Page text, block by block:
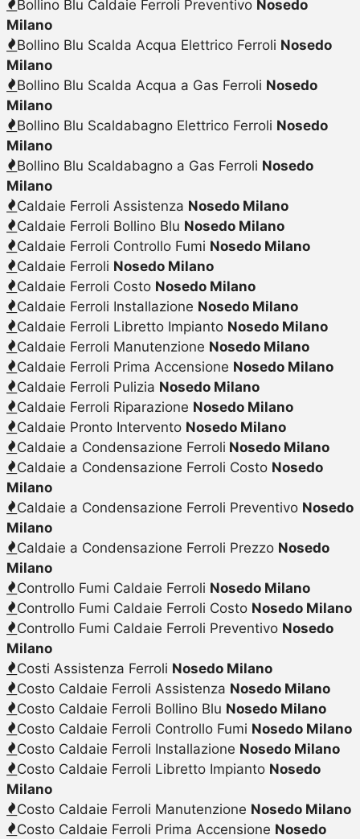
Bollino Blu Caldaie Ferroli Preventivo Nosedo
Milano
Bollino Blu Scalda Acqua Elettrico Ferroli Nosedo
Milano
Bollino Blu Scalda Acqua a Gas Ferroli Nosedo
Milano
Bollino Blu Scaldabagno Elettrico Ferroli Nosedo
Milano
Bollino Blu Scaldabagno a Gas Ferroli Nosedo
Milano
Caldaie Ferroli Assistenza Nosedo Milano
Caldaie Ferroli Bollino Blu Nosedo Milano
Caldaie Ferroli Controllo Fumi Nosedo Milano
Caldaie Ferroli Nosedo Milano
Caldaie Ferroli Costo Nosedo Milano
Caldaie Ferroli Installazione Nosedo Milano
Caldaie Ferroli Libretto Impianto Nosedo Milano
Caldaie Ferroli Manutenzione Nosedo Milano
Caldaie Ferroli Prima Accensione Nosedo Milano
Caldaie Ferroli Pulizia Nosedo Milano
Caldaie Ferroli Riparazione Nosedo Milano
Caldaie Pronto Intervento Nosedo Milano
Caldaie a Condensazione Ferroli Nosedo Milano
Caldaie a Condensazione Ferroli Costo Nosedo
Milano
Caldaie a Condensazione Ferroli Preventivo Nosedo
Milano
Caldaie a Condensazione Ferroli Prezzo Nosedo
Milano
Controllo Fumi Caldaie Ferroli Nosedo Milano
Controllo Fumi Caldaie Ferroli Costo Nosedo Milano
Controllo Fumi Caldaie Ferroli Preventivo Nosedo
Milano
Costi Assistenza Ferroli Nosedo Milano
Costo Caldaie Ferroli Assistenza Nosedo Milano
Costo Caldaie Ferroli Bollino Blu Nosedo Milano
Costo Caldaie Ferroli Controllo Fumi Nosedo Milano
Costo Caldaie Ferroli Installazione Nosedo Milano
Costo Caldaie Ferroli Libretto Impianto Nosedo
Milano
Costo Caldaie Ferroli Manutenzione Nosedo Milano
Costo Caldaie Ferroli Prima Accensione Nosedo